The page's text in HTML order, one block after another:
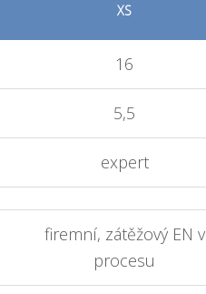
XS
16
5,5
expert
firemní, zátěžový EN v
procesu